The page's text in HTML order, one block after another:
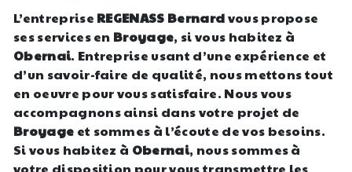
L’entreprise REGENASS Bernardvous propose
ses services en Broyage, si vous habitez à
Obernai. Entreprise usant d’une expérience et
d’un savoir-faire de qualité, nous mettons tout
en oeuvre pour vous satisfaire. Nous vous
accompagnons ainsi dans votre projet de
Broyage et sommes à l’écoute de vos besoins.
Si vous habitez à Obernai, nous sommes à